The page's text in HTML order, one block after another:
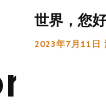
世界，您好
2023年7月11日